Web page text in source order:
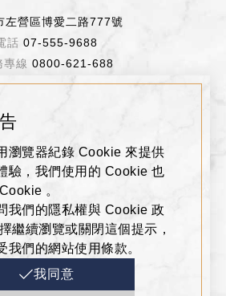
瀏覽器紀錄 Cookie 來提供
驗，我們使用的 Cookie 也
。
我們的隱私權與 Cookie 政
繼續瀏覽或關閉這個提示，
我們的網站使用條款。
我同意
左營區博愛二路777號
07-555-9688
0800-621-688
、假日前一天 11:00~22:30
FOLLOW US